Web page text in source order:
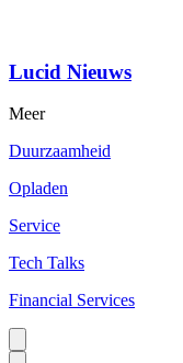
Lucid Nieuws
Meer
Duurzaamheid
Opladen
Service
Tech Talks
Financial Services